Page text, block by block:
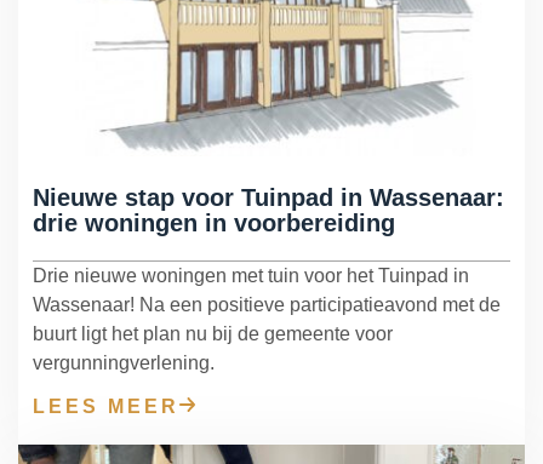
Herbestemming & transformatie
Verduurzaming & modernisering
Nieuwe stap voor Tuinpad in Wassenaar:
drie woningen in voorbereiding
Drie nieuwe woningen met tuin voor het Tuinpad in
Wassenaar! Na een positieve participatieavond met de
buurt ligt het plan nu bij de gemeente voor
vergunningverlening.
LEES MEER